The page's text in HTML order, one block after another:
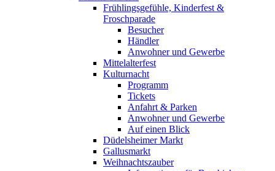
Frühlingsgefühle, Kinderfest &
Froschparade
Besucher
Händler
Anwohner und Gewerbe
Mittelalterfest
Kulturnacht
Programm
Tickets
Anfahrt & Parken
Anwohner und Gewerbe
Auf einen Blick
Düdelsheimer Markt
Gallusmarkt
Weihnachtszauber